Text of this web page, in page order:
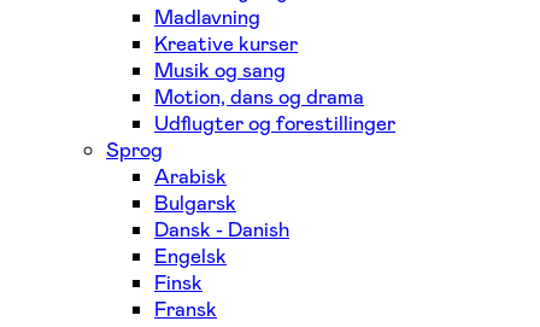
Madlavning
Kreative kurser
Musik og sang
Motion, dans og drama
Udflugter og forestillinger
Sprog
Arabisk
Bulgarsk
Dansk - Danish
Engelsk
Finsk
Fransk